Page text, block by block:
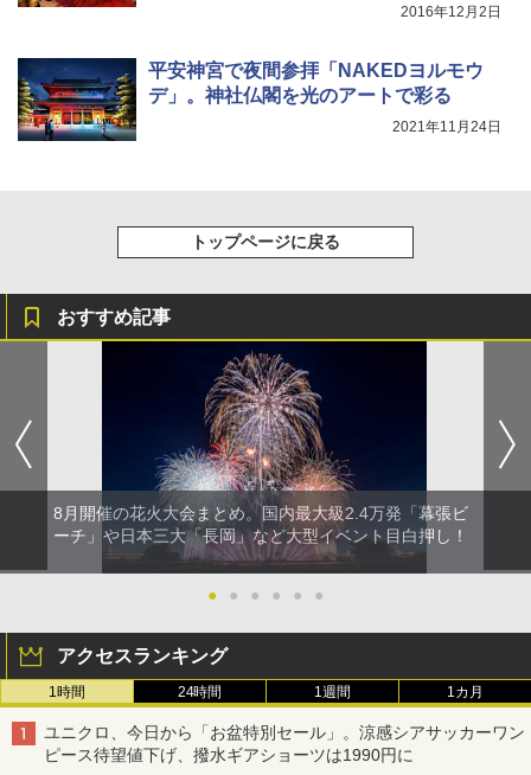
2016年12月2日
平安神宮で夜間参拝「NAKEDヨルモウ
デ」。神社仏閣を光のアートで彩る
2021年11月24日
トップページに戻る
おすすめ記事
8月開催の花火大会まとめ。国内最大級2.4万発「幕張ビ
ーチ」や日本三大「長岡」など大型イベント目白押し！
● ● ● ● ● ●
アクセスランキング
1時間 24時間 1週間 1カ月
ユニクロ、今日から「お盆特別セール」。涼感シアサッカーワン
ピース待望値下げ、撥水ギアショーツは1990円に